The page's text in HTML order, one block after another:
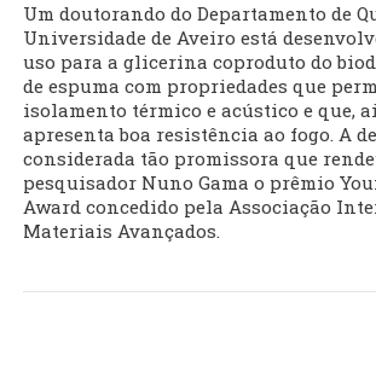
Um doutorando do Departamento de
Universidade de Aveiro está
uso para a glicerina coproduto do
de espuma com propriedades que
isolamento térmico e acústico e que,
apresenta boa resistência ao fogo. A
considerada tão promissora que
pesquisador Nuno Gama o prêmio
Award concedido pela Associação
Materiais Avançados.